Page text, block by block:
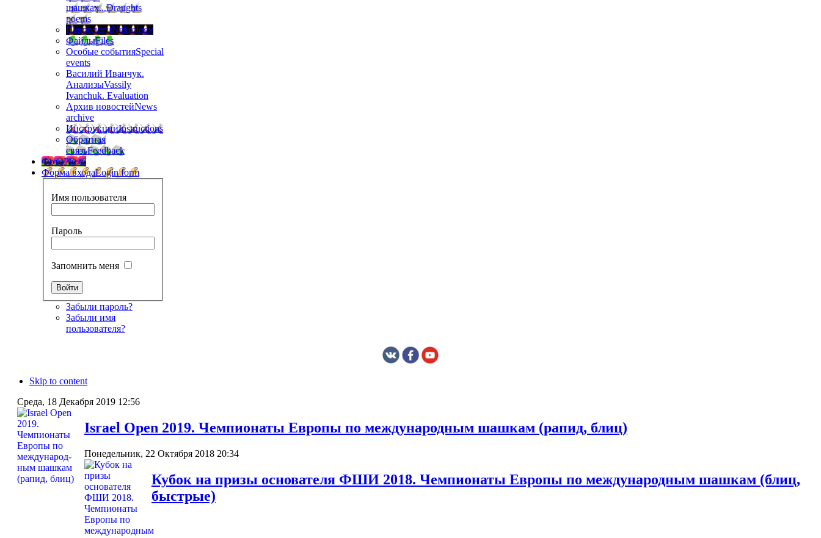
шашках...Draughts
poems
НекрологиNekrology
ФайлыFiles
Особые событияSpecial
events
Василий Иванчук.
АнализыVassily
Ivanchuk. Evaluation
Архив новостейNews
archive
ИнструкцииInstructions
Обратная
связьFeedback
ФотоPhoto
Форма входаLogin form
Имя пользователя
Пароль
Запомнить меня
Забыли пароль?
Забыли имя
пользователя?
Skip to content
Среда, 18 Декабря 2019 12:56
Israel Open 2019. Чемпионаты Европы по ме­жду­на­род­ным шашкам (рапид, блиц)
Понедельник, 22 Октября 2018 20:34
Кубок на призы основателя ФШИ 2018. Чемпионаты Европы по международным шашкам (блиц,
быстрые)